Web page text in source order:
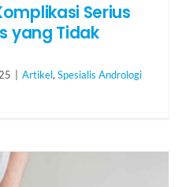
Serius
yang Tidak
Artikel, Spesialis Andrologi